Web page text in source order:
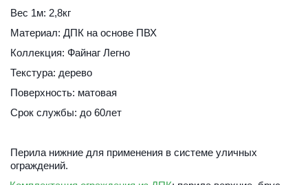
Вес 1м: 2,8кг
Материал: ДПК на основе ПВХ
Коллекция: Файнаг Легно
Текстура: дерево
Поверхность: матовая
Срок службы: до 60лет
Перила нижние для применения в системе уличных
ограждений.